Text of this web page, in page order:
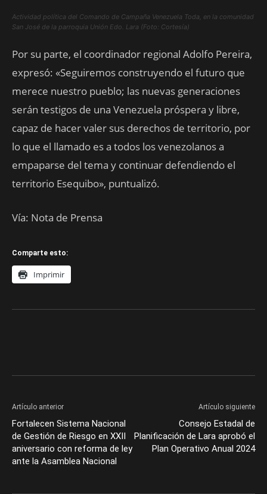
Actividad política del Comando de Campaña Venezuela Toda, en la comunidad
San José de la parroquia Unión Edo. Lara (Foto: Cortesía)
Por su parte, el coordinador regional Adolfo Pereira,
expresó: «Seguiremos construyendo el futuro que
merece nuestro pueblo; las nuevas generaciones
serán testigos de una Venezuela próspera y libre,
capaz de hacer valer sus derechos de territorio, por
lo que el llamado es a todos los venezolanos a
empaparse del tema y continuar defendiendo el
territorio Esequibo», puntualizó.
Vía: Nota de Prensa
Comparte esto:
Imprimir
Artículo anterior
Fortalecen Sistema Nacional
de Gestión de Riesgo en XXII
aniversario con reforma de ley
ante la Asamblea Nacional
Artículo siguiente
Consejo Estadal de
Planificación de Lara aprobó el
Plan Operativo Anual 2024